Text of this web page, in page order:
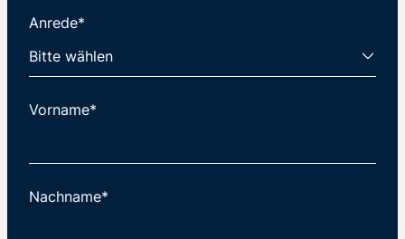
Anrede*
Vorname*
Nachname*